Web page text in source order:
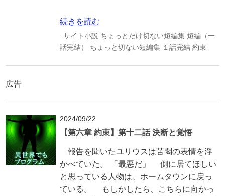
続きを読む
サイト小説 ちょっとだけ切ない短編集 短編（一
話完結）
ちょっと切ない短編集 １話完結 約束
広告
2024/09/22
【第六章 約束】第十二話 決断と覚悟
報告を聞いたユリウスは苦悶の表情を浮
かべていた。 「最悪だ」 側に居てほしい
と思っている人物は、ホームタウンに戻っ
ている。 もしかしたら、こちらに向かっ